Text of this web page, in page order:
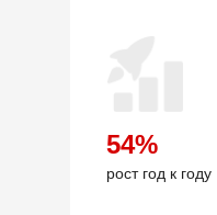
54%
рост год к году